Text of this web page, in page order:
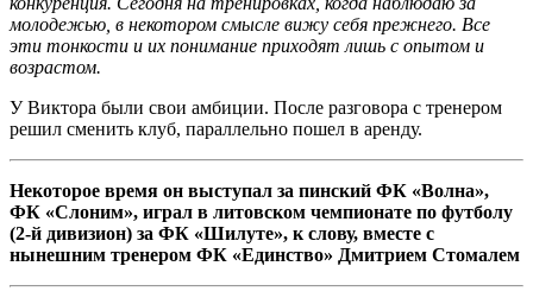
молодежью, в некотором смысле вижу себя прежнего. Все
эти тонкости и их понимание приходят лишь с опытом и
возрастом.
У Виктора были свои амбиции. После разговора с тренером
решил сменить клуб, параллельно пошел в аренду.
Некоторое время он выступал за пинский ФК «Волна»,
ФК «Слоним», играл в литовском чемпионате по футболу
(2-й дивизион) за ФК «Шилуте», к слову, вместе с
нынешним тренером ФК «Единство» Дмитрием Стомалем